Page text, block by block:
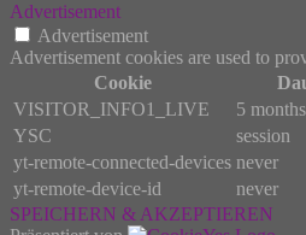
Advertisement
Advertisement
Advertisement cookies are used to
Cookie
VISITOR_INFO1_LIVE
5
YSC
session
yt-remote-connected-devices never
yt-remote-device-id
never
SPEICHERN & AKZEPTIEREN